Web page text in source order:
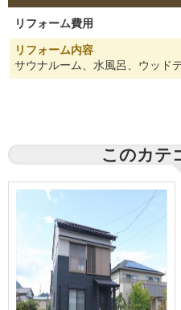
リフォーム費用
リフォーム内容
サウナルーム、水風呂、ウッド
このカテ